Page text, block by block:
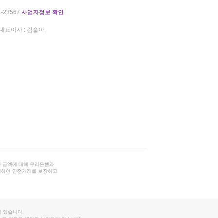
23567 사업자정보 확인
표이사 : 김슬아
금액에 대해 우리은행과
여 안전거래를 보장하고
있습니다.